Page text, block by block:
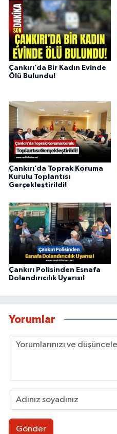
Çankırı’da Bir Kadın Evinde
Ölü Bulundu!
Çankırı’da Toprak Koruma
Kurulu Toplantısı
Gerçekleştirildi!
Çankırı Polisinden Esnafa
Dolandırıcılık Uyarısı!
Yorumlar
Gönder